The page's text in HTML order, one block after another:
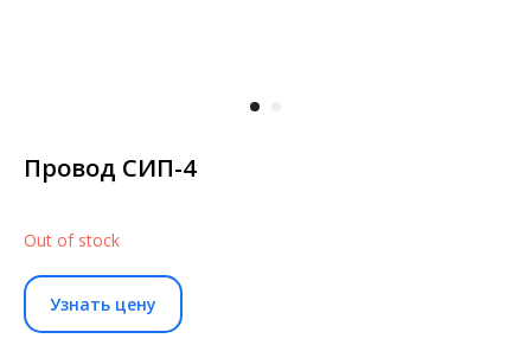
Провод СИП-4
Out of stock
Узнать цену